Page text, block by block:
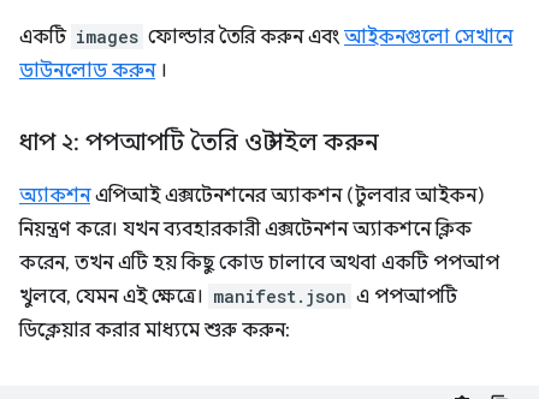
একটি images ফোল্ডার তৈরি করুন এবং আইকনগুলো সেখানে
ডাউনলোড করুন।
ধাপ ২: পপআপটি তৈরি ও স্টাইল করুন
অ্যাকশনএপিআই এক্সটেনশনের অ্যাকশন (টুলবার আইকন)
নিয়ন্ত্রণ করে। যখন ব্যবহারকারী এক্সটেনশন অ্যাকশনে ক্লিক
করেন, তখন এটি হয় কিছু কোড চালাবে অথবা একটি পপআপ
খুলবে, যেমন এই ক্ষেত্রে। manifest.json এ পপআপটি
ডিক্লেয়ার করার মাধ্যমে শুরু করুন: